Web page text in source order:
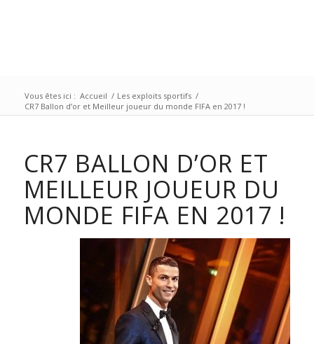
Vous êtes ici : Accueil / Les exploits sportifs /
CR7 Ballon d’or et Meilleur joueur du monde FIFA en 2017 !
CR7 BALLON D’OR ET
MEILLEUR JOUEUR DU
MONDE FIFA EN 2017 !